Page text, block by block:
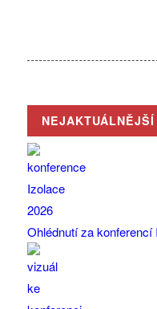
NEJAKTUÁLNĚJŠÍ
Ohlédnutí za konferencí